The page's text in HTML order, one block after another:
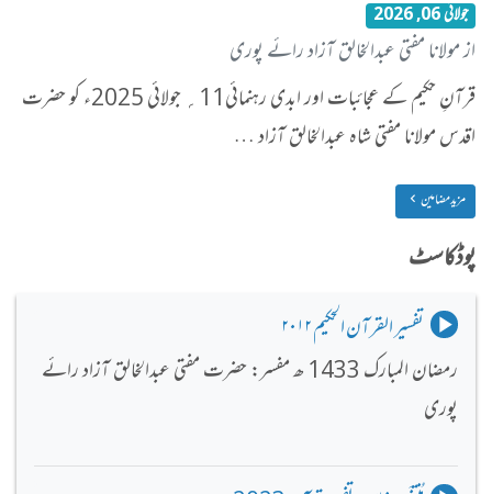
جولائی 06, 2026
از مولانا مفتی عبدالخالق آزاد رائے پوری
​قرآنِ حکیم کے عجائبات اور ابدی رہنمائی11؍ جولائی 2025ء کو حضرت
اقدس مولانا مفتی شاہ عبدالخالق آزاد …
مزید مضامین
پوڈکاسٹ
تفسیر القرآن الحکیم ۲۰۱۲
رمضان المبارک 1433 ھ مفسر: حضرت مفتی عبدالخالق آزاد رائے
پوری